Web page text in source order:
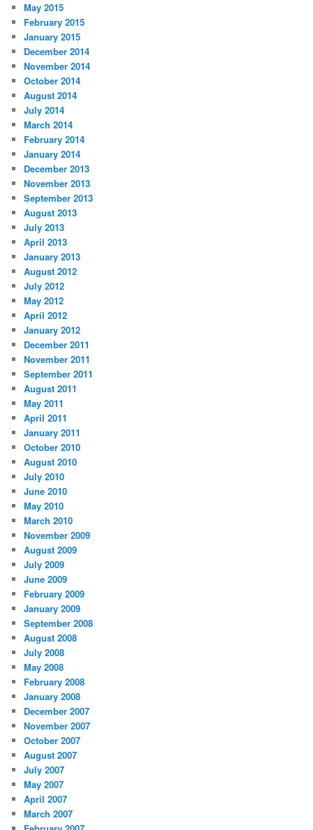
May 2015
February 2015
January 2015
December 2014
November 2014
October 2014
August 2014
July 2014
March 2014
February 2014
January 2014
December 2013
November 2013
September 2013
August 2013
July 2013
April 2013
January 2013
August 2012
July 2012
May 2012
April 2012
January 2012
December 2011
November 2011
September 2011
August 2011
May 2011
April 2011
January 2011
October 2010
August 2010
July 2010
June 2010
May 2010
March 2010
November 2009
August 2009
July 2009
June 2009
February 2009
January 2009
September 2008
August 2008
July 2008
May 2008
February 2008
January 2008
December 2007
November 2007
October 2007
August 2007
July 2007
May 2007
April 2007
March 2007